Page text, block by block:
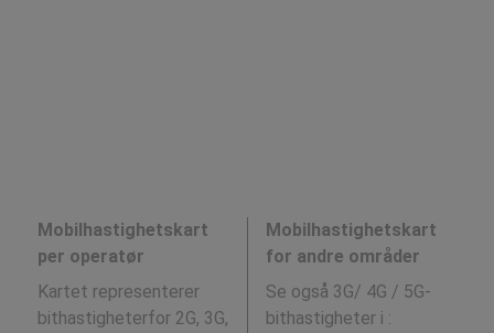
Mobilhastighetskart
per operatør
Kartet representerer
bithastigheterfor 2G, 3G,
Mobilhastighetskart
for andre områder
Se også 3G/ 4G / 5G-
bithastigheter i :